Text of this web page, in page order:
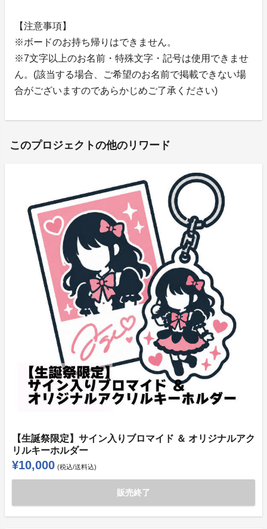
【注意事項】
※ボードのお持ち帰りはできません。
※7文字以上のお名前・特殊文字・記号は使用できませ
ん。(該当する場合、ご希望のお名前で掲載できない場
合がございますのであらかじめご了承ください)
このプロジェクトの他のリワード
【生誕祭限定】サイン入りブロマイド ＆ オリジナルアク
リルキーホルダー
¥10,000 (税込/送料込)
販売終了